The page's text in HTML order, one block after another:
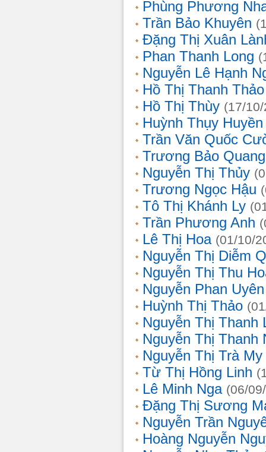
Phùng Phương
Trần Bảo Khuyên
Đặng Thị Xuân
Phan Thanh Long
Nguyễn Lê Hạnh
Hồ Thị Thanh Thảo
Hồ Thị Thùy (17/
Huỳnh Thụy
Trần Văn Quốc
Trương Bảo
Nguyễn Thị Thủy
Trương Ngọc Hậu
Tô Thị Khánh Ly
Trần Phương Anh
Lê Thị Hoa (01/10/
Nguyễn Thị Diễm
Nguyễn Thị Thu
Nguyễn Phan
Huỳnh Thị Thảo
Nguyễn Thị Thanh
Nguyễn Thị Thanh
Nguyễn Thị Trà My
Từ Thị Hồng Linh
Lê Minh Nga (06/
Đặng Thị Sương
Nguyễn Trần
Hoàng Nguyễn